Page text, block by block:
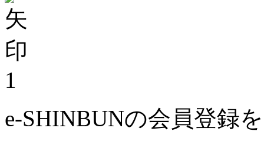
1
e-SHINBUNの会員登録